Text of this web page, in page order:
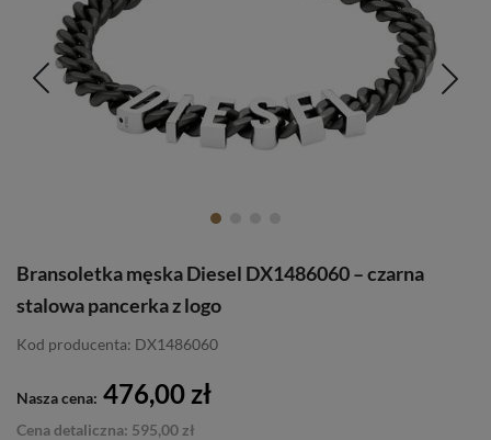
Bransoletka męska Diesel DX1486060 – czarna
stalowa pancerka z logo
Kod producenta: DX1486060
Nasza cena: 476,00 zł
Cena detaliczna: 595,00 zł